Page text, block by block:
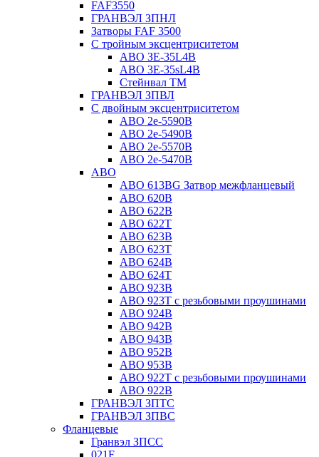
FAF3550
ГРАНВЭЛ ЗПНЛ
Затворы FAF 3500
С тройным эксцентриситетом
ABO ЗE-35L4B
ABO 3E-35sL4B
Стейнвал ТМ
ГРАНВЭЛ ЗПВЛ
С двойным эксцентриситетом
ABO 2e-5590B
ABO 2е-5490B
ABO 2е-5570B
ABO 2е-5470B
ABO
ABO 613BG Затвор межфланцевый
ABO 620B
ABO 622B
ABO 622T
ABO 623B
ABO 623T
ABO 624В
ABO 624Т
ABO 923B
ABO 923Т с резьбовыми проушинами
ABO 924B
ABO 942B
ABO 943B
ABO 952B
ABO 953B
ABO 922T с резьбовыми проушинами
ABO 922B
ГРАНВЭЛ ЗПТС
ГРАНВЭЛ ЗПВС
Фланцевые
Гранвэл ЗПСС
021F